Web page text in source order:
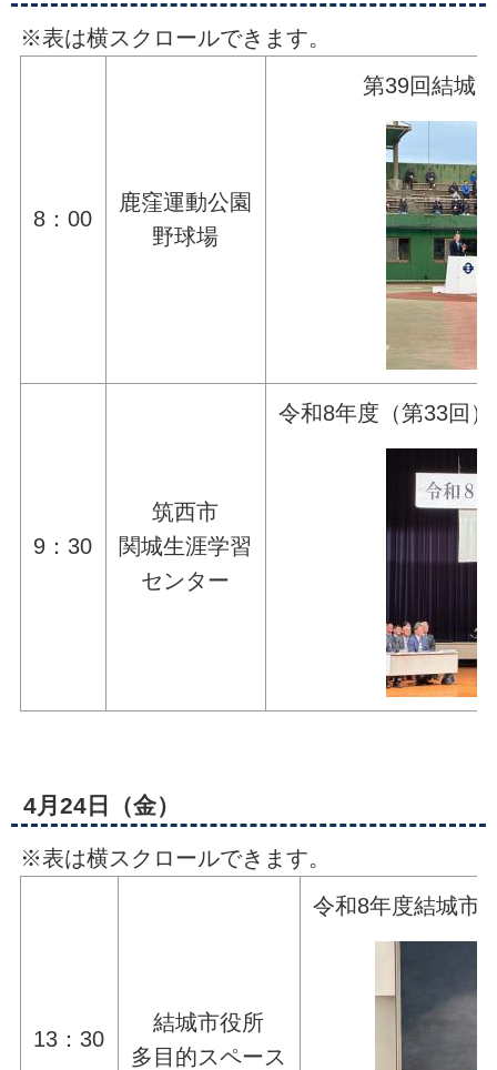
※表は横スクロールできます。
8：00
鹿窪運動公園
野球場
第39回結城
9：30
筑西市
関城生涯学習
センター
令和8年度（第33回
4月24日（金）
※表は横スクロールできます。
13：30
結城市役所
多目的スペース
令和8年度結城市